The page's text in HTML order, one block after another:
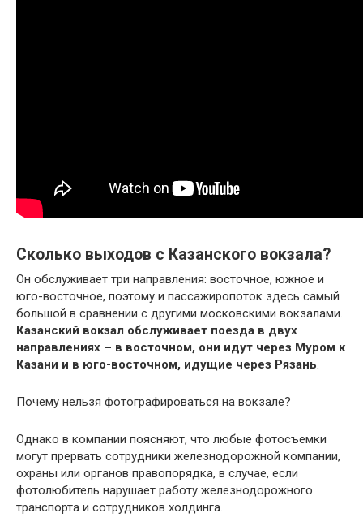
Сколько выходов с Казанского вокзала?
Он обслуживает три направления: восточное, южное и
юго-восточное, поэтому и пассажиропоток здесь самый
большой в сравнении с другими московскими вокзалами.
Казанский вокзал обслуживает поезда в двух
направлениях – в восточном, они идут через Муром к
Казани и в юго-восточном, идущие через Рязань.
Почему нельзя фотографироваться на вокзале?
Однако в компании поясняют, что любые фотосъемки
могут прервать сотрудники железнодорожной компании,
охраны или органов правопорядка, в случае, если
фотолюбитель нарушает работу железнодорожного
транспорта и сотрудников холдинга.